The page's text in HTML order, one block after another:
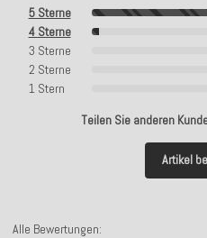
5 Sterne
4 Sterne
3 Sterne
2 Sterne
1 Stern
Teilen Sie anderen
Artikel
Alle Bewertungen: